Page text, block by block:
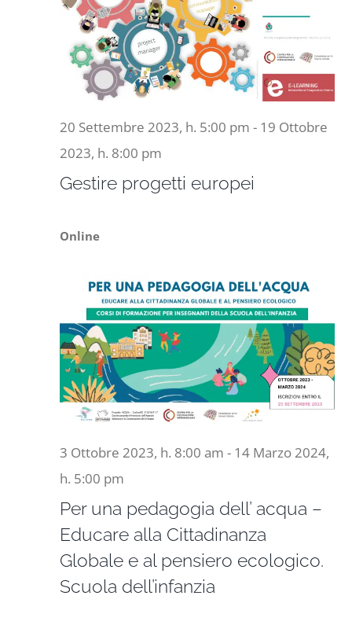
In rete con
Chi siamo
Ottobre
2023,
Gestire progetti europei
20 Settembre 2023, h. 5:00 pm - 19 Ottobre
2023, h. 8:00 pm
Online
Per una pedagogia dell’ acqua –
Educare alla Cittadinanza
Globale e al pensiero ecologico.
Scuola dell’infanzia
3 Ottobre 2023, h. 8:00 am - 14 Marzo 2024,
h. 5:00 pm